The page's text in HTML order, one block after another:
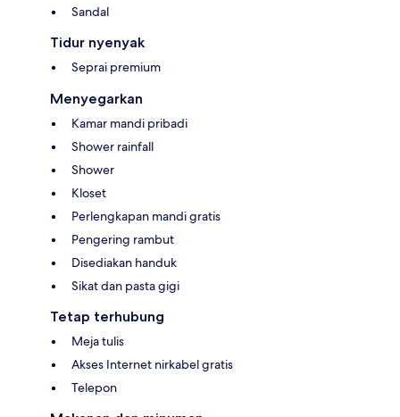
Sandal
Tidur nyenyak
Seprai premium
Menyegarkan
Kamar mandi pribadi
Shower rainfall
Shower
Kloset
Perlengkapan mandi gratis
Pengering rambut
Disediakan handuk
Sikat dan pasta gigi
Tetap terhubung
Meja tulis
Akses Internet nirkabel gratis
Telepon